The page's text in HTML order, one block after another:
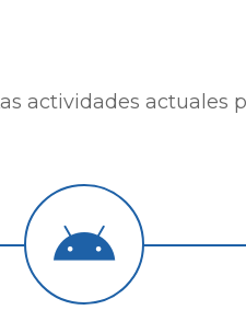
actividades actuales
